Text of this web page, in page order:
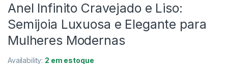
Anel Infinito Cravejado e Liso:
Semijoia Luxuosa e Elegante para
Mulheres Modernas
Availability: 2 em estoque